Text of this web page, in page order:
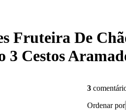
Fruteira De
Cestos
3
Ordenar por